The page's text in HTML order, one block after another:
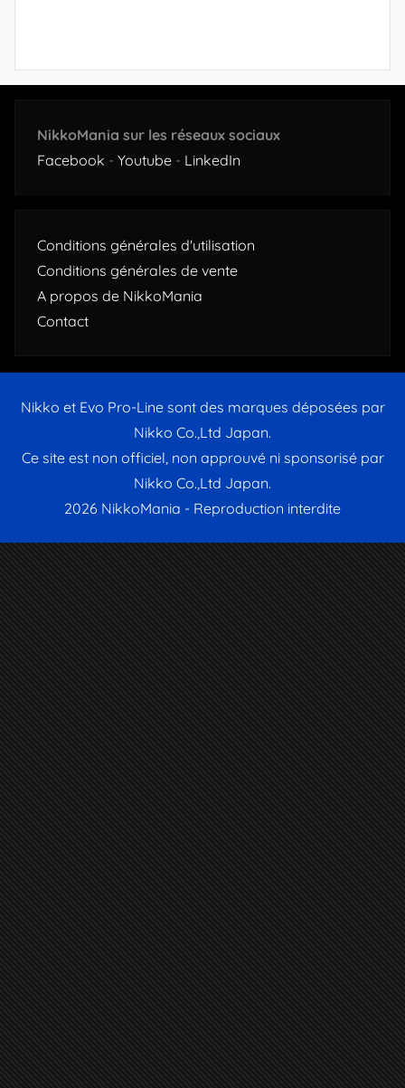
NikkoMania sur les réseaux sociaux
Facebook - Youtube - LinkedIn
Conditions générales d'utilisation
Conditions générales de vente
A propos de NikkoMania
Contact
Nikko et Evo Pro-Line sont des marques déposées par
Nikko Co.,Ltd Japan.
Ce site est non officiel, non approuvé ni sponsorisé par
Nikko Co.,Ltd Japan.
2026 NikkoMania - Reproduction interdite